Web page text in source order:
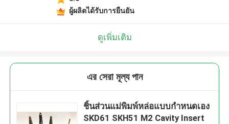
ผู้ผลิตได้รับการยืนยัน
ดูเพิ่มเติม
এর সেরা মূল্য পান
ชิ้นส่วนแม่พิมพ์หล่อแบบกำหนดเอง
SKD61 SKH51 M2 Cavity Insert